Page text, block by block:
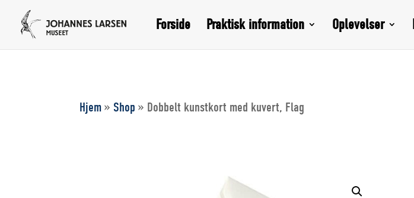
Forside Praktisk information Oplevelser
Hjem» Shop » Dobbelt kunstkort med kuvert, Flag